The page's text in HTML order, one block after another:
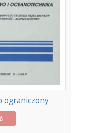
ograniczony